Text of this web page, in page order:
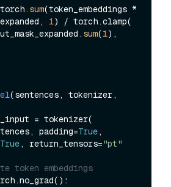
torch. sum(token_embeddings *
1) / torch.clamp(
input_mask_expanded.
sum(1
(sentences, tokenizer,
sentences, padding=
True,
True, return_tensors="pt"
token embeddings